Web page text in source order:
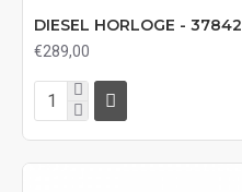
DIESEL HORLOGE - 37842
€289,00